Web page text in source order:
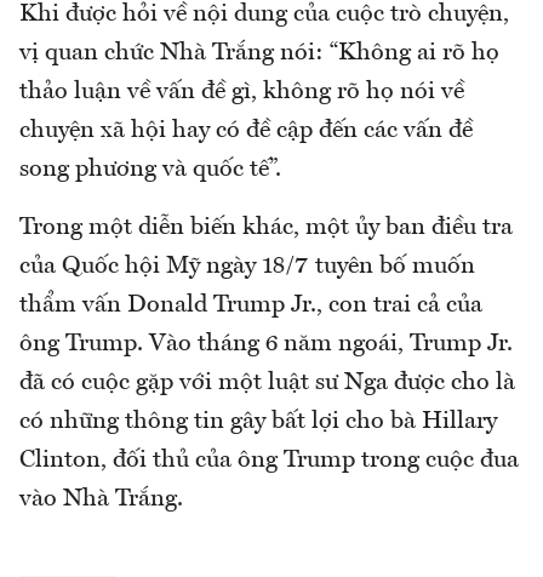
Khi được hỏi về nội dung của cuộc trò chuyện,
vị quan chức Nhà Trắng nói: “Không ai rõ họ
thảo luận về vấn đề gì, không rõ họ nói về
chuyện xã hội hay có đề cập đến các vấn đề
song phương và quốc tế”.
Trong một diễn biến khác, một ủy ban điều tra
của Quốc hội Mỹ ngày 18/7 tuyên bố muốn
thẩm vấn Donald Trump Jr., con trai cả của
ông Trump. Vào tháng 6 năm ngoái, Trump Jr.
đã có cuộc gặp với một luật sư Nga được cho là
có những thông tin gây bất lợi cho bà Hillary
Clinton, đối thủ của ông Trump trong cuộc đua
vào Nhà Trắng.